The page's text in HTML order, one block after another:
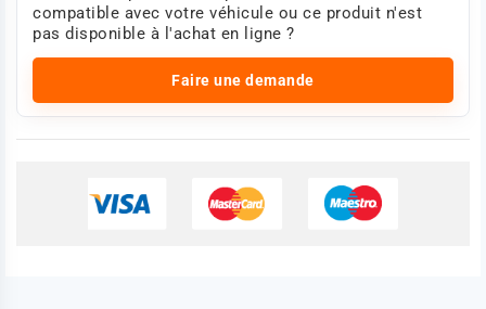
compatible avec votre véhicule ou ce produit n'est
pas disponible à l'achat en ligne ?
Faire une demande